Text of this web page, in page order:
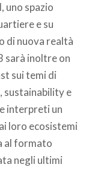
uno spazio
e su
di nuova realtà
sarà inoltre on
sui temi di
sustainability e
interpreti un
loro ecosistemi
al formato
negli ultimi